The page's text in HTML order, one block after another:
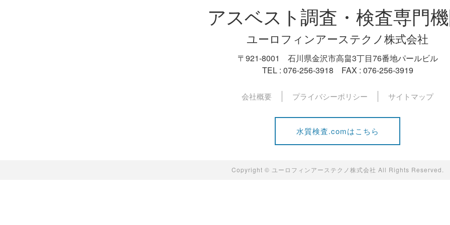
アスベスト 調査・検査専門
ユーロフィンアーステクノ株式会社
〒921-8001 石川県金沢市高畠3丁目76番地パールビル
TEL : 076-256-3918 FAX : 076-256-3919
会社概要 プライバシーポリシー サイトマップ
水質検査.comはこちら
Copyright © ユーロフィンアーステクノ株式会社 All Rights Reserved.